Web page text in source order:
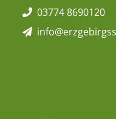
03774 8690120